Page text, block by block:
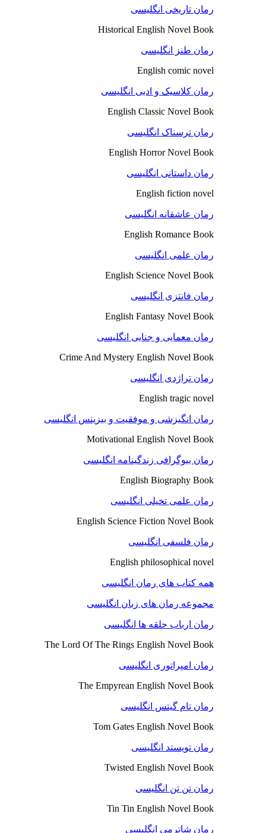
رمان تاریخی انگلیسی
Historical English Novel Book
رمان طنز انگلیسی
English comic novel
رمان کلاسیک و ادبی انگلیسی
English Classic Novel Book
رمان ترسناک انگلیسی
English Horror Novel Book
رمان داستانی انگلیسی
English fiction novel
رمان عاشقانه انگلیسی
English Romance Book
رمان علمی انگلیسی
English Science Novel Book
رمان فانتزی انگلیسی
English Fantasy Novel Book
رمان معمایی و جنایی انگلیسی
Crime And Mystery English Novel Book
رمان تراژدی انگلیسی
English tragic novel
رمان انگیزشی و موفقیت و بیزینس انگلیسی
Motivational English Novel Book
رمان بیوگرافی زندگینامه انگلیسی
English Biography Book
رمان علمی تخیلی انگلیسی
English Science Fiction Novel Book
رمان فلسفی انگلیسی
English philosophical novel
همه کتاب های رمان انگلیسی
مجموعه رمان های زبان انگلیسی
رمان ارباب حلقه ها انگلیسی
The Lord Of The Rings English Novel Book
رمان امپراتوری انگلیسی
The Empyrean English Novel Book
رمان تام گیتس انگلیسی
Tom Gates English Novel Book
رمان تویستد انگلیسی
Twisted English Novel Book
رمان تن تن انگلیسی
Tin Tin English Novel Book
رمان شاترمی انگلیسی